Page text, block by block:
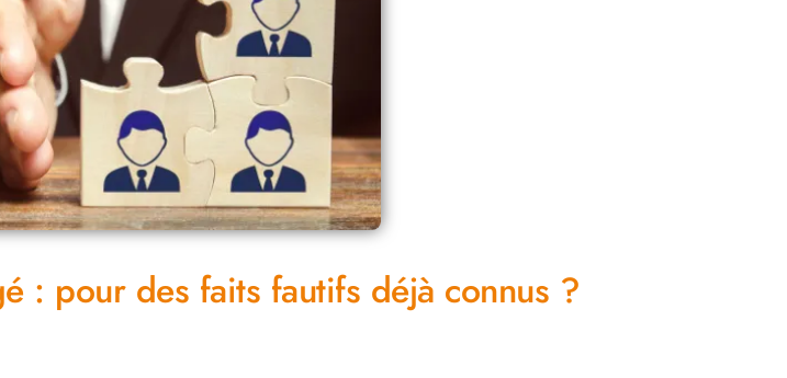
: pour des faits fautifs déjà connus ?